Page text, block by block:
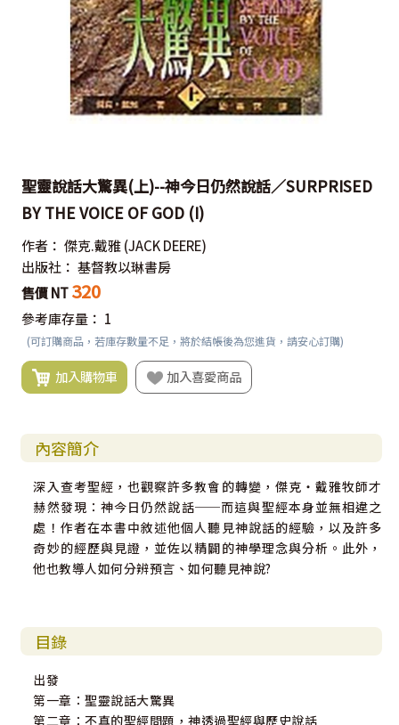
聖靈說話大驚異(上)--神今日仍然說話／SURPRISED
BY THE VOICE OF GOD (I)
作者： 傑克.戴雅 (JACK DEERE)
出版社： 基督教以琳書房
售價 NT 320
參考庫存量： 1
(可訂購商品，若庫存數量不足，將於結帳後為您進貨，請安心訂購)
加入購物車 加入喜愛商品
內容簡介
深入查考聖經，也觀察許多教會的轉變，傑克‧戴雅牧師才
赫然發現：神今日仍然說話──而這與聖經本身並無相違之
處！作者在本書中敘述他個人聽見神說話的經驗，以及許多
奇妙的經歷與見證，並佐以精闢的神學理念與分析。此外，
他也教導人如何分辨預言、如何聽見神說?
目錄
出發
第一章：聖靈說話大驚異
第二章：不真的聖經問題，神透過聖經與歷史說話